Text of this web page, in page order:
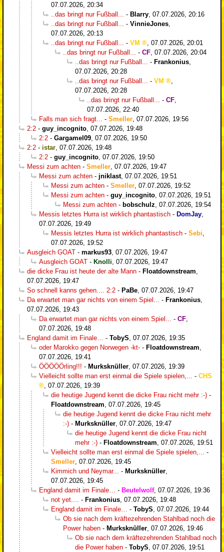
07.07.2026, 20:34
..das bringt nur Fußball...
- Blarry 07.07.2026, 20:16
..das bringt nur Fußball...
- VinnieJones
07.07.2026, 20:13
..das bringt nur Fußball...
- VM
07.07.2026, 20:01
..das bringt nur Fußball...
- CF 07.07.2026, 20:04
..das bringt nur Fußball...
- Frankonius
07.07.2026, 20:28
..das bringt nur Fußball...
- VM
07.07.2026, 20:28
..das bringt nur Fußball...
- CF
07.07.2026, 22:40
Falls man sich fragt...
- Smeller 07.07.2026, 19:56
2:2 - guy_incognito 07.07.2026, 19:48
2:2 - Gargamel09 07.07.2026, 19:50
2:2 - istar 07.07.2026, 19:48
2:2 - guy_incognito 07.07.2026, 19:50
Messi zum achten - Smeller 07.07.2026, 19:47
Messi zum achten - jniklast, 07.07.2026, 19:51
Messi zum achten - Smeller 07.07.2026, 19:52
Messi zum achten - guy_incognito 07.07.2026, 19:51
Messi zum achten - bobschulz 07.07.2026, 19:54
Messis letztes Hurra ist wirklich phantastisch - DomJay
07.07.2026, 19:49
Messis letztes Hurra ist wirklich phantastisch - Sebi
07.07.2026, 19:52
Ausgleich GOAT - markus93 07.07.2026, 19:47
Ausgleich GOAT - Knolli 07.07.2026, 19:47
die dicke Frau ist heute der alte Mann - Floatdownstream
07.07.2026, 19:47
So schnell kanns gehen.... 2:2 - PaBe 07.07.2026, 19:47
Da erwartet man gar nichts von einem Spiel...
- Frankonius
07.07.2026, 19:43
Da erwartet man gar nichts von einem Spiel...
- CF
07.07.2026, 19:48
England damit im Finale…
- TobyS 07.07.2026, 19:35
oder Marokko gegen Norwegen -kt- - Floatdownstream
07.07.2026, 19:41
ÖÖÖÖÖrling!!! - Murksknüller 07.07.2026, 19:39
Vielleicht sollte man erst einmal die Spiele spielen,...
- CHS
07.07.2026, 19:39
die heutige Jugend kennt die dicke Frau nicht mehr :-) -
Floatdownstream 07.07.2026, 19:45
die heutige Jugend kennt die dicke Frau nicht mehr
:-) - Murksknüller 07.07.2026, 19:47
die heutige Jugend kennt die dicke Frau nicht
mehr :-) - Floatdownstream 07.07.2026, 19:51
Vielleicht sollte man erst einmal die Spiele spielen,...
-
Smeller 07.07.2026, 19:45
Kimmich und Neymar...
- Murksknüller
07.07.2026, 19:45
England damit im Finale…
- Beutelwolf, 07.07.2026, 19:36
not yet....
- Frankonius 07.07.2026, 19:48
England damit im Finale…
- TobyS 07.07.2026, 19:44
Ob sie nach dem kräftezehrenden Stahlbad noch die
Power haben - Murksknüller 07.07.2026, 19:46
Ob sie nach dem kräftezehrenden Stahlbad noch
die Power haben - TobyS 07.07.2026, 19:51